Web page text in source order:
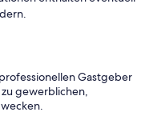
Gastgeber
gewerblichen,